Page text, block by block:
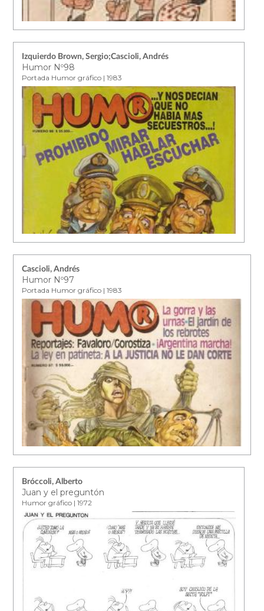
Izquierdo Brown, Sergio;Cascioli, Andrés
Humor Nº98
Portada Humor gráfico | 1983
Cascioli, Andrés
Humor Nº97
Portada Humor gráfico | 1983
Bróccoli, Alberto
Juan y el preguntón
Humor gráfico | 1972